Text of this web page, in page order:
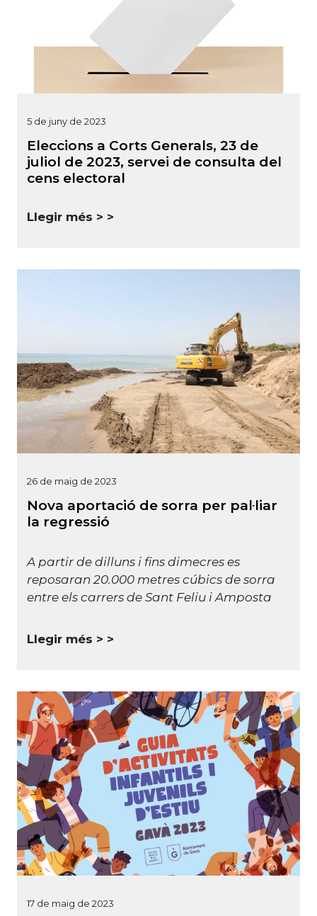
5 de juny de 2023
Eleccions a Corts Generals, 23 de
juliol de 2023, servei de consulta del
cens electoral
Llegir més >
26 de maig de 2023
Nova aportació de sorra per pal·liar
la regressió
A partir de dilluns i fins dimecres es
reposaran 20.000 metres cúbics de sorra
entre els carrers de Sant Feliu i Amposta
Llegir més >
17 de maig de 2023